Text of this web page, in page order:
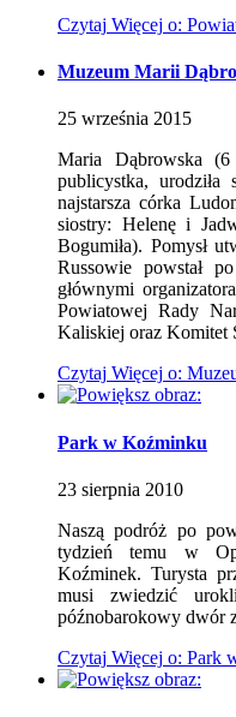
Czytaj Więcej o:
Muzeum Marii
25 września 2015
Maria Dąbrowska
publicystka,
najstarsza córka
siostry: Helenę i
Bogumiła). Pomysł
Russowie powstał
głównymi
Powiatowej Rady
Kaliskiej oraz Komitet
Czytaj Więcej o:
Park w Koźminku
23 sierpnia 2010
Naszą podróż po
tydzień temu w
Koźminek. Turysta
musi zwiedzić
późnobarokowy dwór
Czytaj Więcej o: Park